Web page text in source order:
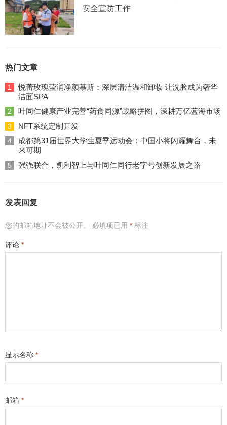
安全宣防工作
热门文章
1
悦蕾玫瑰莹润净颜慕斯：深层清洁温和卸妆 让洗脸成为奢华
洁面SPA
2 叶同仁健康产业完善“药食同源”战略拼图，深耕万亿蓝海市场
3 NFT系统定制开发
4
成都第31届世界大学生夏季运动会：中国小将闪耀舞台，未
来可期
5 强强联合，凯利智上与叶同仁同行老字号创新发展之路
发表回复
您的邮箱地址不会被公开。 必填项已用 * 标注
评论 *
显示名称 *
邮箱 *